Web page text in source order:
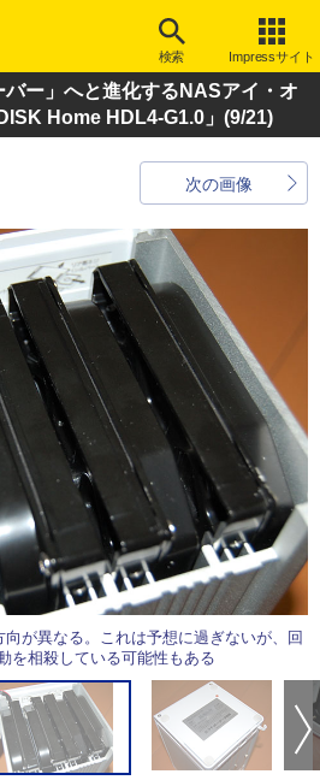
検索 Impressサイト
ー」へと進化するNASアイ・オ
Home HDL4-G1.0」 (9/21)
次の画像
が異なる。これは予想に過ぎないが、回
を相殺している可能性もある